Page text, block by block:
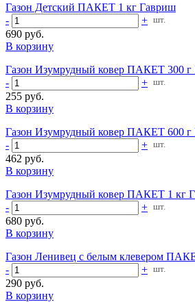
Газон Детский ПАКЕТ 1 кг Гавриш
-
+ шт.
690 руб.
В корзину
Газон Изумрудный ковер ПАКЕТ 300 г
-
+ шт.
255 руб.
В корзину
Газон Изумрудный ковер ПАКЕТ 600 г
-
+ шт.
462 руб.
В корзину
Газон Изумрудный ковер ПАКЕТ 1 кг
-
+ шт.
680 руб.
В корзину
Газон Ленивец с белым клевером
-
+ шт.
290 руб.
В корзину